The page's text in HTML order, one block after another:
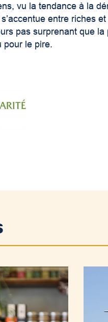
vu la tendance à la
entre riches
pas surprenant que
pour le pire.